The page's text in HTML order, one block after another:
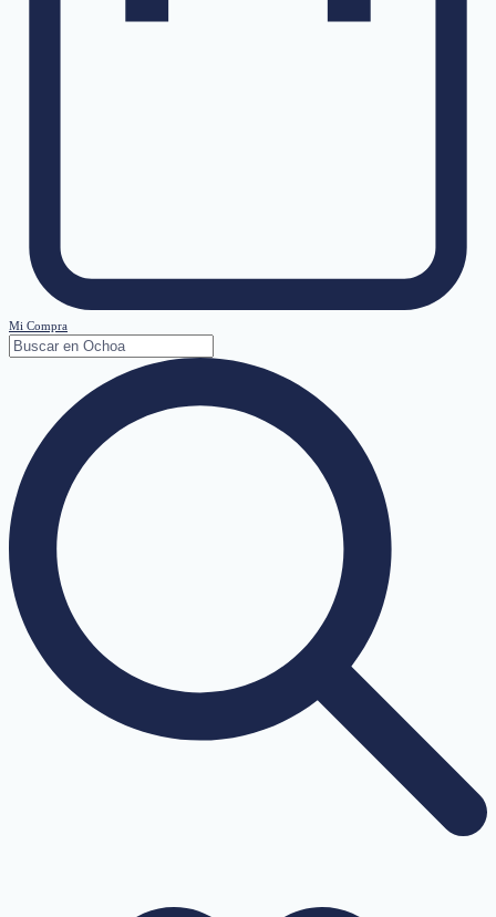
Mi Compra